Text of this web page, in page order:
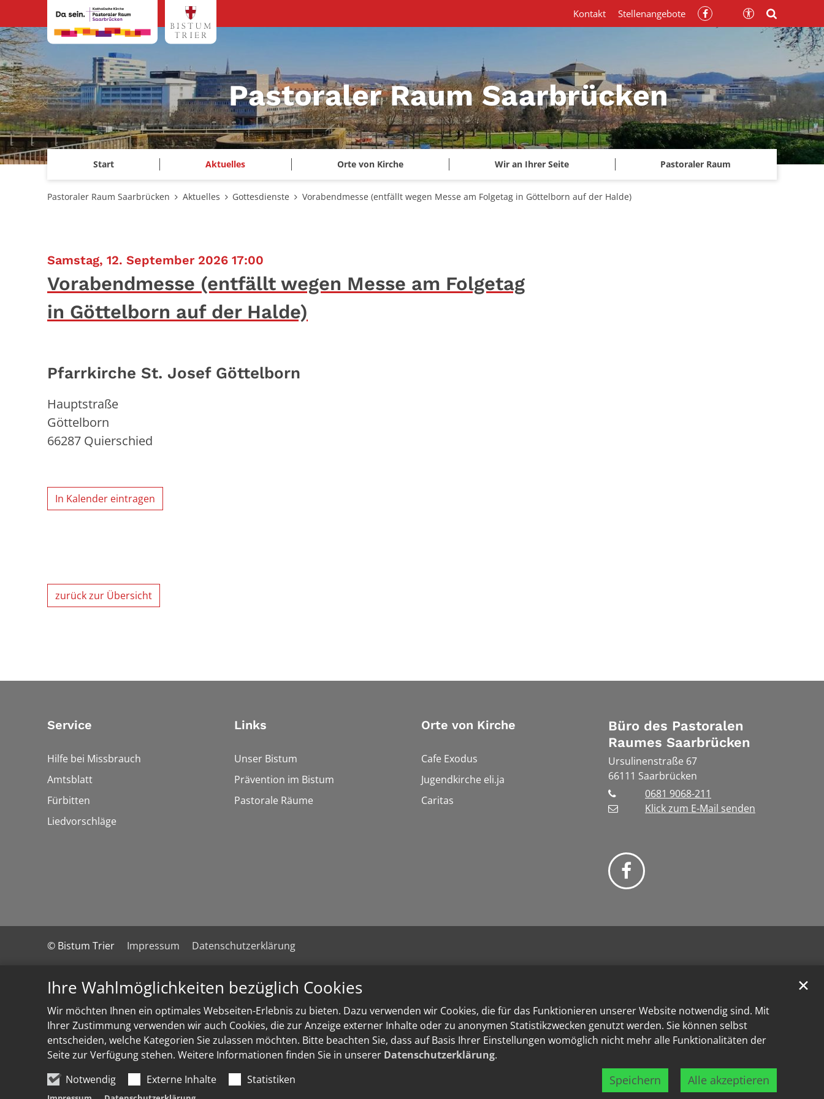
Ihre Wahlmöglichkeiten bezüglich Cookies
Wir möchten Ihnen ein optimales Webseiten-Erlebnis zu bieten. Dazu verwenden wir Cookies, die für das Funktionieren unserer Website notwendig sind. Mit
Ihrer Zustimmung verwenden wir auch Cookies, die zur Anzeige externer Inhalte oder zu anonymen Statistikzwecken genutzt werden. Sie können selbst
entscheiden, welche Kategorien Sie zulassen möchten. Bitte beachten Sie, dass auf Basis Ihrer Einstellungen womöglich nicht mehr alle Funktionalitäten der
Seite zur Verfügung stehen. Weitere Informationen finden Sie in unserer Datenschutzerklärung.
Notwendig
Externe Inhalte Statistiken Speichern Alle akzeptieren
✕
Zum Inhalt springen
Pastoraler Raum Saarbrücken
Start Aktuelles Orte von Kirche Wir an Ihrer Seite Pastoraler Raum
Kontakt Stellenangebote
Pastoraler Raum Saarbrücken Aktuelles Gottesdienste Vorabendmesse (entfällt wegen Messe am Folgetag in Göttelborn auf der Halde)
Samstag, 12. September 2026 17:00
Vorabendmesse (entfällt wegen Messe am Folgetag
in Göttelborn auf der Halde)
Pfarrkirche St. Josef Göttelborn
Hauptstraße
Göttelborn
66287 Quierschied
In Kalender eintragen
zurück zur Übersicht
Service
Hilfe bei Missbrauch
Amtsblatt
Fürbitten
Liedvorschläge
Links
Unser Bistum
Prävention im Bistum
Pastorale Räume
Orte von Kirche
Cafe Exodus
Jugendkirche eli.ja
Caritas
Büro des Pastoralen
Raumes Saarbrücken
Ursulinenstraße 67
66111 Saarbrücken
0681 9068-211
Klick zum E-Mail senden
© Bistum Trier Impressum Datenschutzerklärung